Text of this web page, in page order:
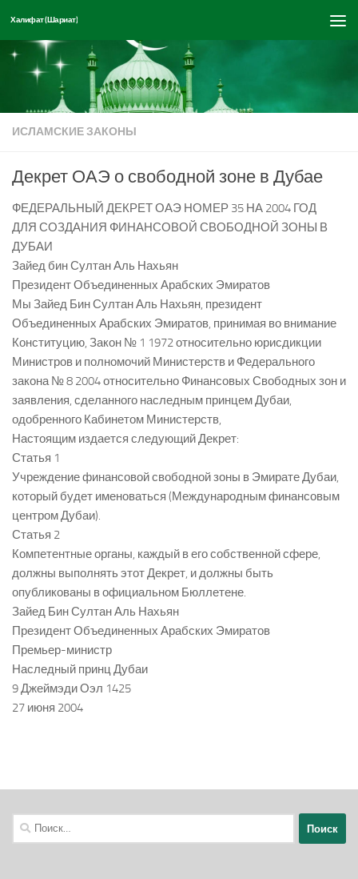
Перейти к содержимому
Халифат (Шариат)
ИСЛАМСКИЕ ЗАКОНЫ
Декрет ОАЭ о свободной зоне в Дубае
ФЕДЕРАЛЬНЫЙ ДЕКРЕТ ОАЭ НОМЕР 35 НА 2004 ГОД
ДЛЯ СОЗДАНИЯ ФИНАНСОВОЙ СВОБОДНОЙ ЗОНЫ В
ДУБАИ
Зайед бин Султан Аль Нахьян
Президент Объединенных Арабских Эмиратов
Мы Зайед Бин Султан Аль Нахьян, президент
Объединенных Арабских Эмиратов, принимая во внимание
Конституцию, Закон № 1 1972 относительно юрисдикции
Министров и полномочий Министерств и Федерального
закона № 8 2004 относительно Финансовых Свободных зон и
заявления, сделанного наследным принцем Дубаи,
одобренного Кабинетом Министерств,
Настоящим издается следующий Декрет:
Статья 1
Учреждение финансовой свободной зоны в Эмирате Дубаи,
который будет именоваться (Международным финансовым
центром Дубаи).
Статья 2
Компетентные органы, каждый в его собственной сфере,
должны выполнять этот Декрет, и должны быть
опубликованы в официальном Бюллетене.
Зайед Бин Султан Аль Нахьян
Президент Объединенных Арабских Эмиратов
Премьер-министр
Наследный принц Дубаи
9 Джеймэди Оэл 1425
27 июня 2004
Найти: